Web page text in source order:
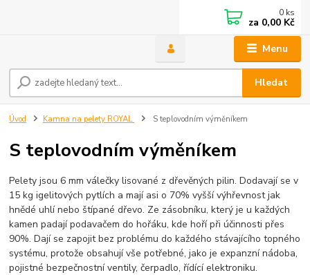
Menu
Hledat
0 ks
za 0,00 Kč
Úvod Kamna na pelety ROYAL S teplovodním výměníkem
S teplovodním výměníkem
Pelety jsou 6 mm válečky lisované z dřevěných pilin. Dodavají se v
15 kg igelitových pytlích a mají asi o 70% vyšší výhřevnost jak
hnědé uhlí nebo štípané dřevo. Ze zásobníku, který je u každých
kamen padají podavačem do hořáku, kde hoří při účinnosti přes
90%. Dají se zapojit bez problému do každého stávajícího topného
systému, protože obsahují vše potřebné, jako je expanzní nádoba,
pojistné bezpečnostní ventily, čerpadlo, řídící elektroniku.